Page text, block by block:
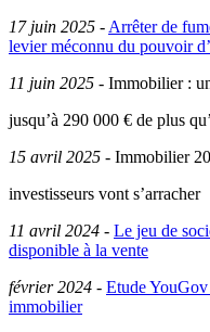
17 juin 2025 - Arrêter de
levier méconnu du pouvoir
11 juin 2025 - Immobilier :
jusqu’à 290 000 € de plus
15 avril 2025 - Immobilier
investisseurs vont s’arracher
11 avril 2024 - Le jeu de
disponible à la vente
février 2024 - Etude
immobilier